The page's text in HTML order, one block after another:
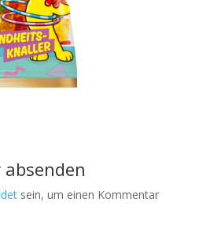
sein, um einen Kommentar